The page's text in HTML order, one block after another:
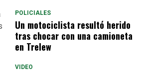
POLICIALES
Un motociclista resultó herido
tras chocar con una camioneta
en Trelew
VIDEO